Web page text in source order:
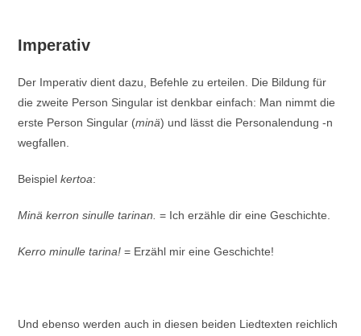
Imperativ
Der Imperativ dient dazu, Befehle zu erteilen. Die Bildung für
die zweite Person Singular ist denkbar einfach: Man nimmt die
erste Person Singular (minä) und lässt die Personalendung -n
wegfallen.
Beispielkertoa:
Minä kerron sinulle tarinan. = Ich erzähle dir eine Geschichte.
Kerro minulle tarina! = Erzähl mir eine Geschichte!
Und ebenso werden auch in diesen beiden Liedtexten reichlich